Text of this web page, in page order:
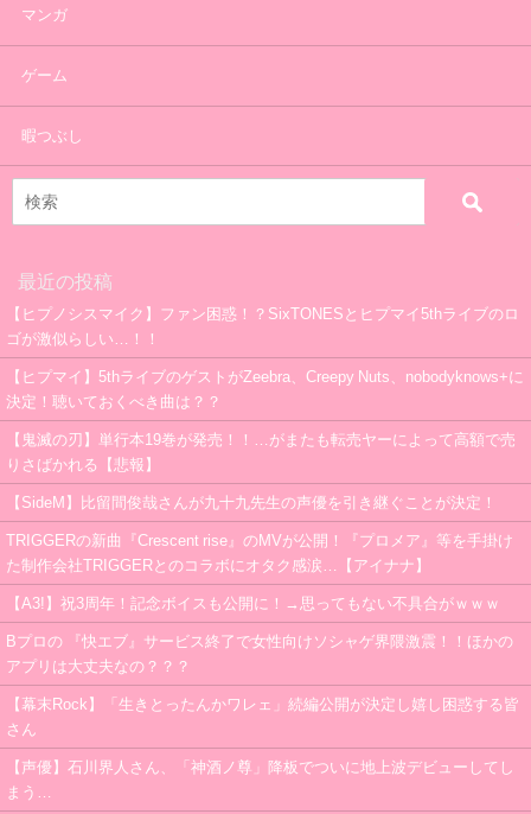
マンガ
ゲーム
暇つぶし
最近の投稿
【ヒプノシスマイク】ファン困惑！？SixTONESとヒプマイ5thライブのロ
ゴが激似らしい…！！
【ヒプマイ】5thライブのゲストがZeebra、Creepy Nuts、nobodyknows+に
決定！聴いておくべき曲は？？
【鬼滅の刃】単行本19巻が発売！！…がまたも転売ヤーによって高額で売
りさばかれる【悲報】
【SideM】比留間俊哉さんが九十九先生の声優を引き継ぐことが決定！
TRIGGERの新曲『Crescent rise』のMVが公開！『プロメア』等を手掛け
た制作会社TRIGGERとのコラボにオタク感涙…【アイナナ】
【A3!】祝3周年！記念ボイスも公開に！→思ってもない不具合がｗｗｗ
Bプロの 『快エブ』サービス終了で女性向けソシャゲ界隈激震！！ほかの
アプリは大丈夫なの？？？
【幕末Rock】「生きとったんかワレェ」続編公開が決定し嬉し困惑する皆
さん
【声優】石川界人さん、「神酒ノ尊」降板でついに地上波デビューしてし
まう…